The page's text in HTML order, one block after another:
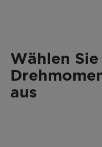
Wählen
aus